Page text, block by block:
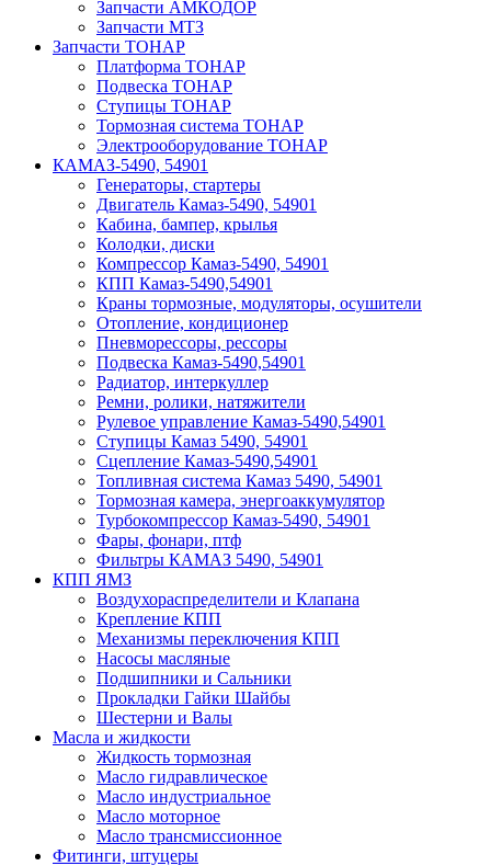
Запчасти АМКОДОР
Запчасти МТЗ
Запчасти ТОНАР
Платформа ТОНАР
Подвеска ТОНАР
Ступицы ТОНАР
Тормозная система ТОНАР
Электрооборудование ТОНАР
КАМАЗ-5490, 54901
Генераторы, стартеры
Двигатель Камаз-5490, 54901
Кабина, бампер, крылья
Колодки, диски
Компрессор Камаз-5490, 54901
КПП Камаз-5490,54901
Краны тормозные, модуляторы, осушители
Отопление, кондиционер
Пневморессоры, рессоры
Подвеска Камаз-5490,54901
Радиатор, интеркуллер
Ремни, ролики, натяжители
Рулевое управление Камаз-5490,54901
Ступицы Камаз 5490, 54901
Сцепление Камаз-5490,54901
Топливная система Камаз 5490, 54901
Тормозная камера, энергоаккумулятор
Турбокомпрессор Камаз-5490, 54901
Фары, фонари, птф
Фильтры КАМАЗ 5490, 54901
КПП ЯМЗ
Воздухораспределители и Клапана
Крепление КПП
Механизмы переключения КПП
Насосы масляные
Подшипники и Сальники
Прокладки Гайки Шайбы
Шестерни и Валы
Масла и жидкости
Жидкость тормозная
Масло гидравлическое
Масло индустриальное
Масло моторное
Масло трансмиссионное
Фитинги, штуцеры